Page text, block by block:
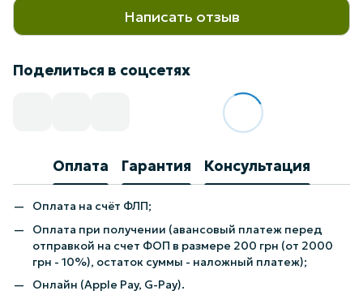
Написать отзыв
Поделиться в соцсетях
Оплата Гарантия Консультация
Оплата на счёт ФЛП;
Оплата при получении (авансовый платеж перед
отправкой на счет ФОП в размере 200 грн (от 2000
грн - 10%), остаток суммы - наложный платеж);
Онлайн (Apple Pay, G-Pay).